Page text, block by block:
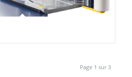
Page 1 sur 3